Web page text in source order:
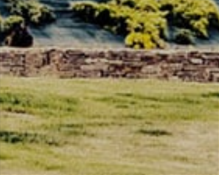
Diversidade
de produtos
unidos na
dedicação.